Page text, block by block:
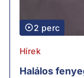
2 perc
Hírek
Halálos